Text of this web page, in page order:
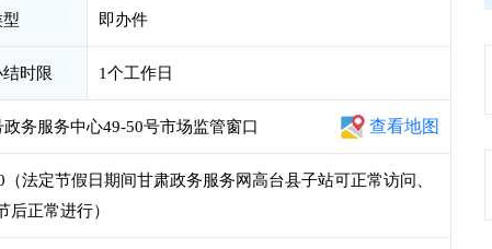
即办件
时限 1个工作日
务服务中心49-50号市场监管窗口 查看地图
法定节假日期间甘肃政务服务网高台县子站可正常访问、
正常进行）